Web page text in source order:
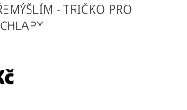
- TRIČKO PRO